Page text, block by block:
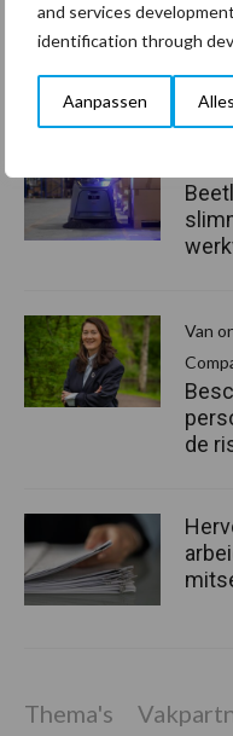
and services
identification through
Aanpassen
www.dibo.nl
Aanbevolen
Van
de
Thema's